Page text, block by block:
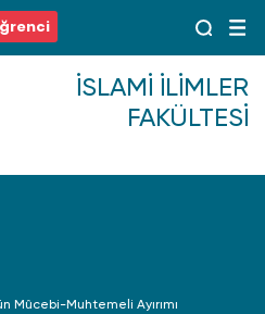
İSLAMI İLIMLER
FAKÜLTESI
Mûcebi-Muhtemeli Ayırımı